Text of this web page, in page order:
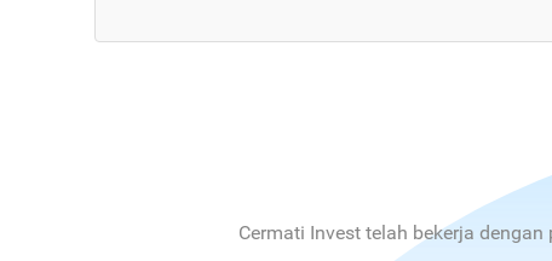
Cermati Invest telah bekerja